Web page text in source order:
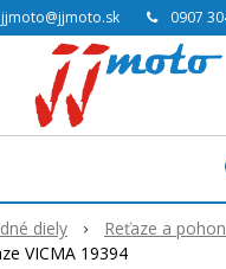
jjmoto@jjmoto.sk 0907
diely Reťaze a
VICMA 19394